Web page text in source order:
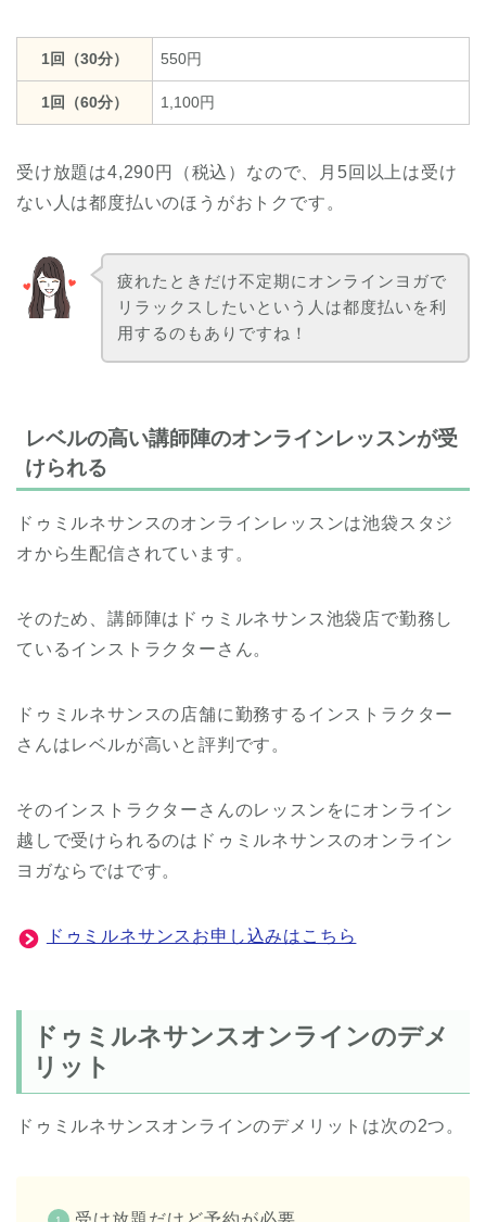
1回（30分） 550円
1回（60分） 1,100円
受け放題は4,290円（税込）なので、月5回以上は受け
ない人は都度払いのほうがおトクです。
疲れたときだけ不定期にオンラインヨガで
リラックスしたいという人は都度払いを利
用するのもありですね！
レベルの高い講師陣のオンラインレッスンが受
けられる
ドゥミルネサンスのオンラインレッスンは池袋スタジ
オから生配信されています。
そのため、講師陣はドゥミルネサンス池袋店で勤務し
ているインストラクターさん。
ドゥミルネサンスの店舗に勤務するインストラクター
さんはレベルが高いと評判です。
そのインストラクターさんのレッスンをにオンライン
越しで受けられるのはドゥミルネサンスのオンライン
ヨガならではです。
ドゥミルネサンスお申し込みはこちら
ドゥミルネサンスオンラインのデメ
リット
ドゥミルネサンスオンラインのデメリットは次の2つ。